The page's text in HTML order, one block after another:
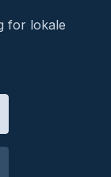
for lokale